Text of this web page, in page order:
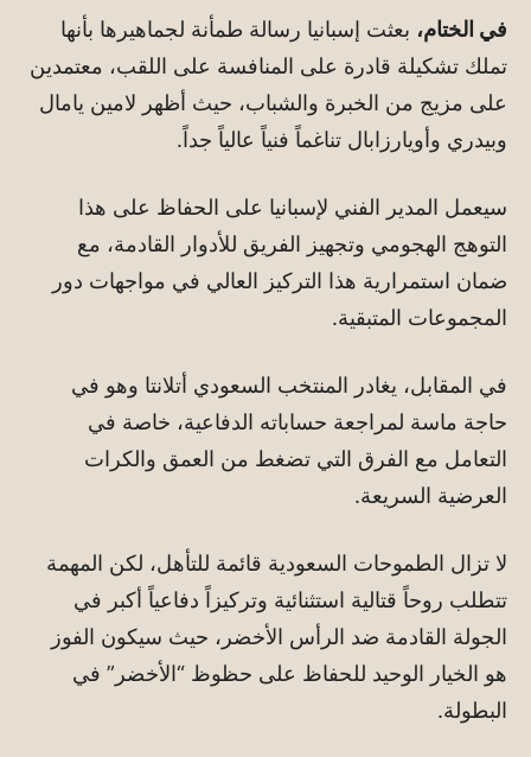
في الختام، بعثت إسبانيا رسالة طمأنة لجماهيرها بأنها
تملك تشكيلة قادرة على المنافسة على اللقب، معتمدين
على مزيج من الخبرة والشباب، حيث أظهر لامين يامال
وبيدري وأويارزابال تناغماً فنياً عالياً جداً.
سيعمل المدير الفني لإسبانيا على الحفاظ على هذا
التوهج الهجومي وتجهيز الفريق للأدوار القادمة، مع
ضمان استمرارية هذا التركيز العالي في مواجهات دور
المجموعات المتبقية.
في المقابل، يغادر المنتخب السعودي أتلانتا وهو في
حاجة ماسة لمراجعة حساباته الدفاعية، خاصة في
التعامل مع الفرق التي تضغط من العمق والكرات
العرضية السريعة.
لا تزال الطموحات السعودية قائمة للتأهل، لكن المهمة
تتطلب روحاً قتالية استثنائية وتركيزاً دفاعياً أكبر في
الجولة القادمة ضد الرأس الأخضر، حيث سيكون الفوز
هو الخيار الوحيد للحفاظ على حظوظ “الأخضر” في
البطولة.